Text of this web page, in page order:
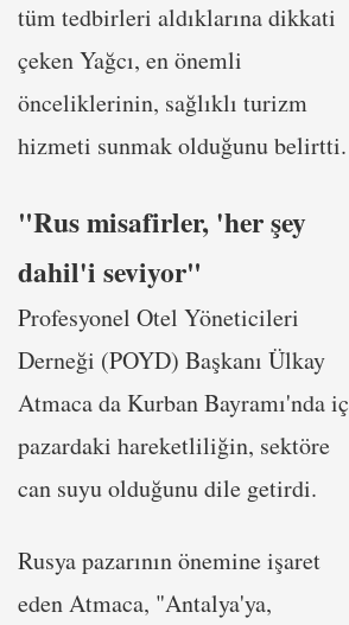
tüm tedbirleri aldıklarına dikkati
çeken Yağcı, en önemli
önceliklerinin, sağlıklı turizm
hizmeti sunmak olduğunu belirtti.
"Rus misafirler, 'her şey
dahil'i seviyor"
Profesyonel Otel Yöneticileri
Derneği (POYD) Başkanı Ülkay
Atmaca da Kurban Bayramı'nda iç
pazardaki hareketliliğin, sektöre
can suyu olduğunu dile getirdi.
Rusya pazarının önemine işaret
eden Atmaca, "Antalya'ya,